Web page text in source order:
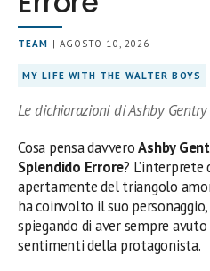
TEAM | AGOSTO 10, 2026
MY LIFE WITH THE WALTER BOYS
Le dichiarazioni di Ashby Gentry
Cosa pensa davveroAshby
Splendido Errore?
apertamente del triangolo
ha coinvolto il suo
spiegando di aver sempre
sentimenti della protagonista.